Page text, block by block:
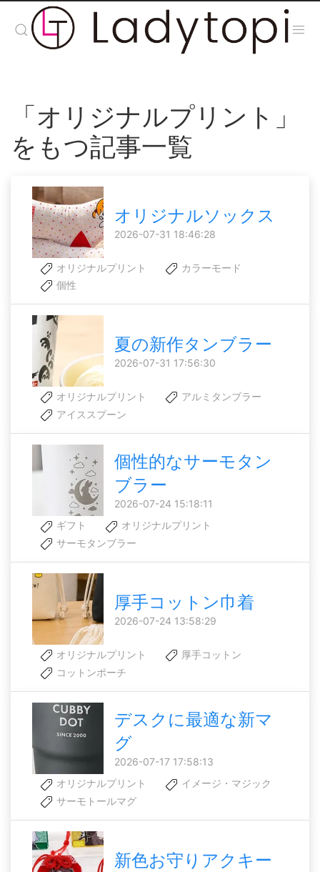
「オリジナルプリント」
をもつ記事一覧
オリジナルソックス
2026-07-31 18:46:28
オリジナルプリント
カラーモード
個性
夏の新作タンブラー
2026-07-31 17:56:30
オリジナルプリント
アルミタンブラー
アイススプーン
個性的なサーモタン
ブラー
2026-07-24 15:18:11
ギフト
オリジナルプリント
サーモタンブラー
厚手コットン巾着
2026-07-24 13:58:29
オリジナルプリント
厚手コットン
コットンポーチ
デスクに最適な新マ
グ
2026-07-17 17:58:13
オリジナルプリント
イメージ・マジック
サーモトールマグ
新色お守りアクキー